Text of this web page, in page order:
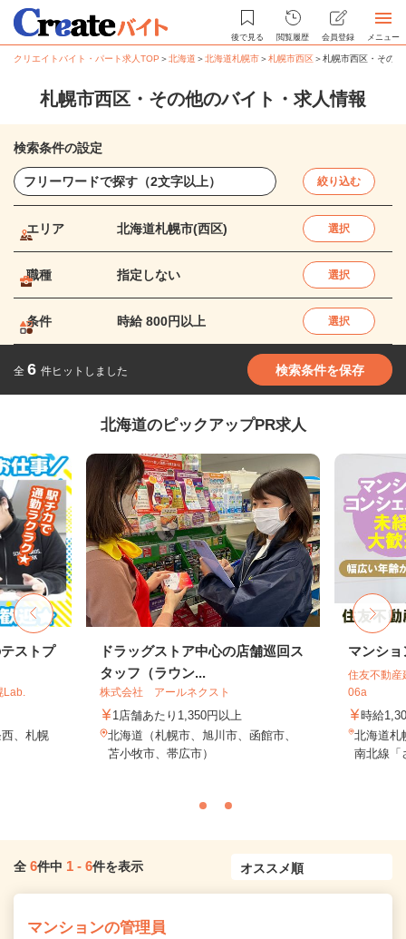
後で見る 閲覧履歴 会員登録 メニュー
クリエイトバイト・パート求人TOP ＞北海道 ＞北海道札幌市＞札幌市西区＞札幌市西区・その
札幌市西区・その他のバイト・求人情報
検索条件の設定
絞り込む
エリア 北海道札幌市(西区) 選択
職種 指定しない 選択
条件 時給 800円以上 選択
全 6 件ヒットしました 検索条件を保存
北海道のピックアップPR求人
ストプ
、札幌
ドラッグストア中心の店舗巡回ス
タッフ（ラウン...
株式会社 アールネクスト
1店舗あたり1,350円以上
北海道（札幌市、旭川市、函館市、
苫小牧市、帯広市）
マンシ
住友不動産
06a
時給
北海道札
南北線「
全 6件中 1 - 6件を表示
マンションの管理員